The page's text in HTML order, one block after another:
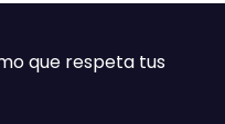
que respeta tus